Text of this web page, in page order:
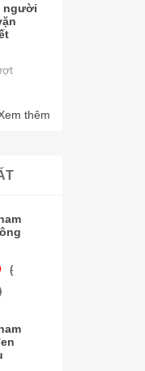
người
thêm
(